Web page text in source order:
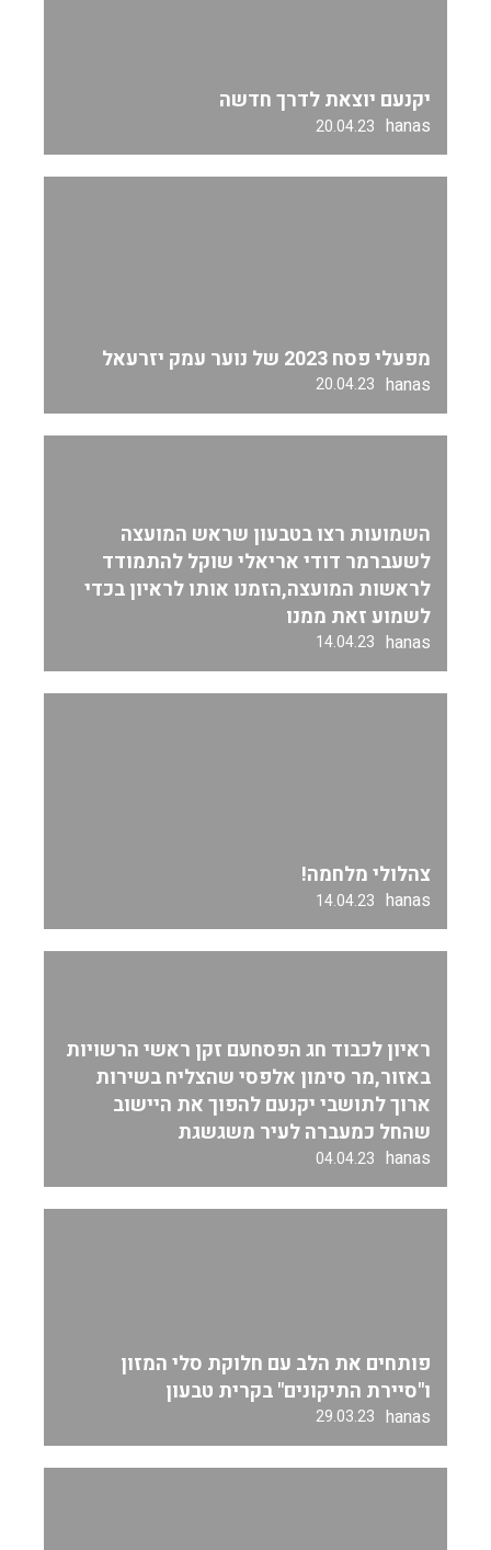
יקנעם יוצאת לדרך חדשה
hanas
20.04.23
מפעלי פסח 2023 של נוער עמק יזרעאל
hanas
20.04.23
השמועות רצו בטבעון שראש המועצה
לשעברמר דודי אריאלי שוקל להתמודד
לראשות המועצה,הזמנו אותו לראיון בכדי
לשמוע זאת ממנו
hanas
14.04.23
צהלולי מלחמה!
hanas
14.04.23
ראיון לכבוד חג הפסחעם זקן ראשי הרשויות
באזור,מר סימון אלפסי שהצליח בשירות
ארוך לתושבי יקנעם להפוך את היישוב
שהחל כמעברה לעיר משגשגת
hanas
04.04.23
פותחים את הלב עם חלוקת סלי המזון
ו"סיירת התיקונים" בקרית טבעון
hanas
29.03.23